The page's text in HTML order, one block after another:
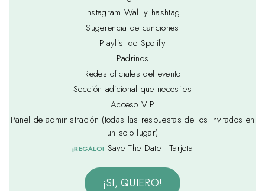
Instagram Wall y hashtag
Sugerencia de canciones
Playlist de Spotify
Padrinos
Redes oficiales del evento
Sección adicional que necesites
Acceso VIP
Panel de administración (todas las respuestas de los invitados en
un solo lugar)
¡REGALO! Save The Date - Tarjeta
¡SI, QUIERO!